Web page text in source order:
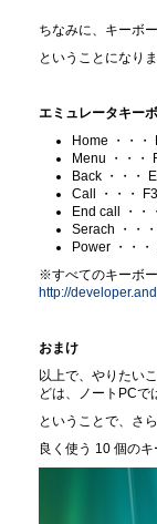
ちなみに、キーボ
ということになり
エミュレータキー
Home ・・・
Menu ・・・
Back ・・・
Call ・・・ F3
End call ・・
Serach ・・
Power ・・・
※すべてのキーボ
http://
おまけ
以上で、やりたい
どは、ノートPCで
ということで、さ
良く使う 10 個の